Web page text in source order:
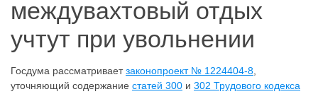
междувахтовый отдых
учтут при увольнении
Госдума рассматриваетзаконопроект № 1224404-8
уточняющий содержание статей 300 и 302 Трудового кодекса